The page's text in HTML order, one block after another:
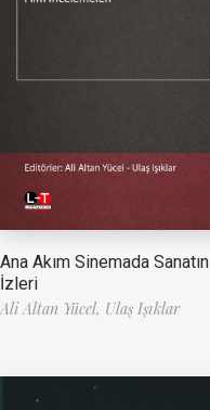
Ana Akım Sinemada Sanatın
İzleri
Ali Altan Yücel, Ulaş Işıklar